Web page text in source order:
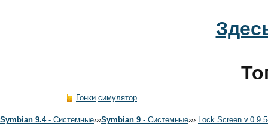
Гонки симулятор
Symbian 9.4- Системные›››Symbian 9 - Системные››› Lock Screen